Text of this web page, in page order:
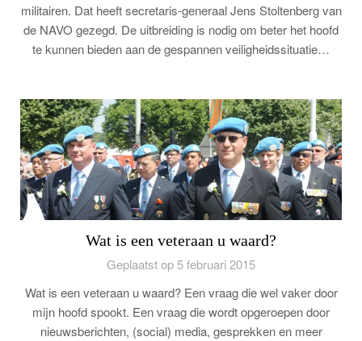
militairen. Dat heeft secretaris-generaal Jens Stoltenberg van
de NAVO gezegd. De uitbreiding is nodig om beter het hoofd
te kunnen bieden aan de gespannen veiligheidssituatie…
Wat is een veteraan u waard?
Geplaatst op 5 februari 2015
Wat is een veteraan u waard? Een vraag die wel vaker door
mijn hoofd spookt. Een vraag die wordt opgeroepen door
nieuwsberichten, (social) media, gesprekken en meer